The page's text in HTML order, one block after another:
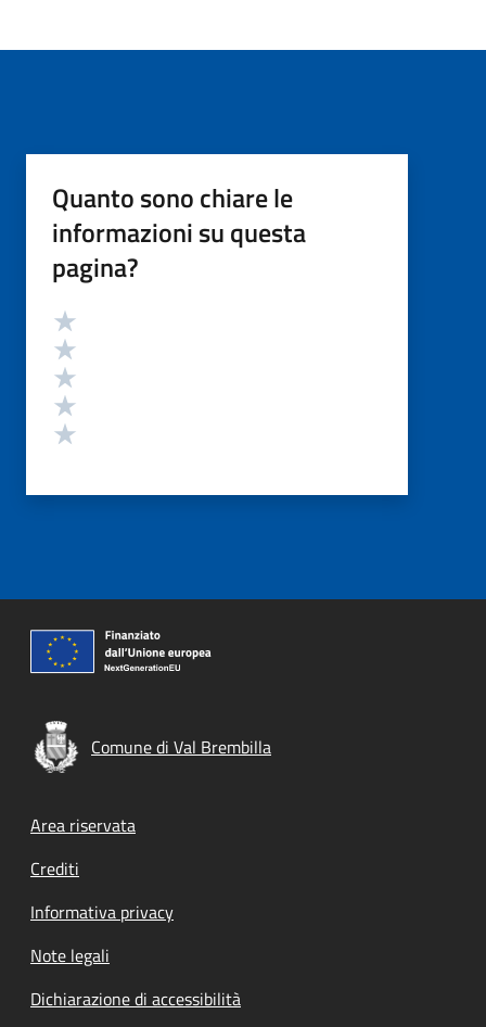
Quanto sono chiare le
informazioni su questa
pagina?
Valutazione
Comune di Val Brembilla
Footer menu
Area riservata
Crediti
Informativa privacy
Note legali
Dichiarazione di accessibilità